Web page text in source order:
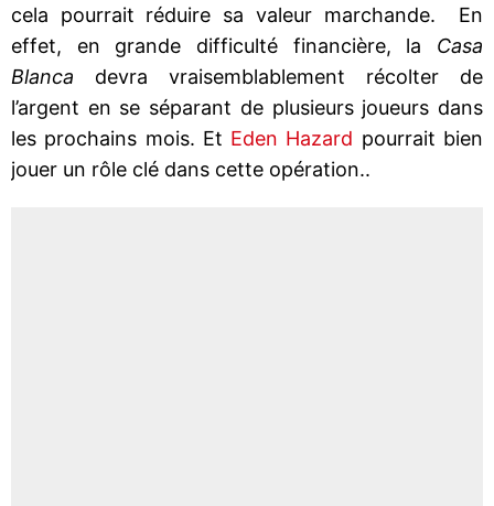
cela pourrait réduire sa valeur marchande. En
effet, en grande difficulté financière, la Casa
Blanca devra vraisemblablement récolter de
l’argent en se séparant de plusieurs joueurs dans
les prochains mois. Et Eden Hazard pourrait bien
jouer un rôle clé dans cette opération..